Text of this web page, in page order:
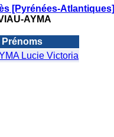
[Pyrénées-Atlantiques]
AYMA
Prénoms
Lucie Victoria